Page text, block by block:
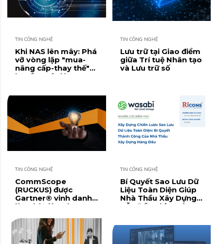
TIN CÔNG NGHỆ
Khi NAS lên mây: Phá
vỡ vòng lặp "mua-
nâng cấp-thay thế"
hạ tầng vật lý
TIN CÔNG NGHỆ
Lưu trữ tại Giao điểm
giữa Trí tuệ Nhân tạo
và Lưu trữ số
TIN CÔNG NGHỆ
CommScope
(RUCKUS) được
Gartner® vinh danh
là "Nhà tiên phong"
Quadrant™ năm
2024!
TIN CÔNG NGHỆ
Bí Quyết Sao Lưu Dữ
Liệu Toàn Diện Giúp
Nhà Thầu Xây Dựng
Dẫn Đầu Thị Trường